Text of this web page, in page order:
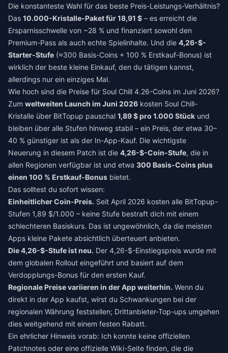
Die konstanteste Wahl für das beste Preis-Leistungs-Verhältnis?
Das 10.000-Kristalle-Paket für 18,91 $ – es erreicht die
Ersparnisschwelle von ~28 % und finanziert sowohl den
Premium-Pass als auch echte Spielinhalte. Und die 4,26-$-
Starter-Stufe (≈300 Basis-Coins + 100 % Erstkauf-Bonus) ist
wirklich der beste kleine Einkauf, den du tätigen kannst,
allerdings nur ein einziges Mal.
Wie hoch sind die Preise für Soul Chill 4.26-Coins im Juni 2026?
Zum weltweiten Launch im Juni 2026 kosten Soul Chill-
Kristalle über BitTopup pauschal 1,89 $ pro 1.000 Stück und
bleiben über alle Stufen hinweg stabil – ein Preis, der etwa 30–
40 % günstiger ist als der In-App-Kauf. Die wichtigste
Neuerung in diesem Patch ist die 4,26-$-Coin-Stufe, die in
allen Regionen verfügbar ist und etwa 300 Basis-Coins plus
einen 100 % Erstkauf-Bonus bietet.
Das solltest du sofort wissen:
Einheitlicher Coin-Preis. Seit April 2026 kosten alle BitTopup-
Stufen 1,89 $/1.000 – keine Stufe bestraft dich mit einem
schlechteren Basiskurs. Das ist ungewöhnlich, da die meisten
Apps kleine Pakete absichtlich überteuert anbieten.
Die 4,26-$-Stufe ist neu. Der 4,26-$-Einstiegspreis wurde mit
dem globalen Rollout eingeführt und basiert auf dem
Verdopplungs-Bonus für den ersten Kauf.
Regionale Preise variieren in der App weiterhin. Wenn du
direkt in der App kaufst, wirst du Schwankungen bei der
regionalen Währung feststellen; Drittanbieter-Top-ups umgehen
dies weitgehend mit einem festen Rabatt.
Ein ehrlicher Hinweis vorab: Ich konnte keine offiziellen
Patchnotes oder eine offizielle Wiki-Seite finden, die die